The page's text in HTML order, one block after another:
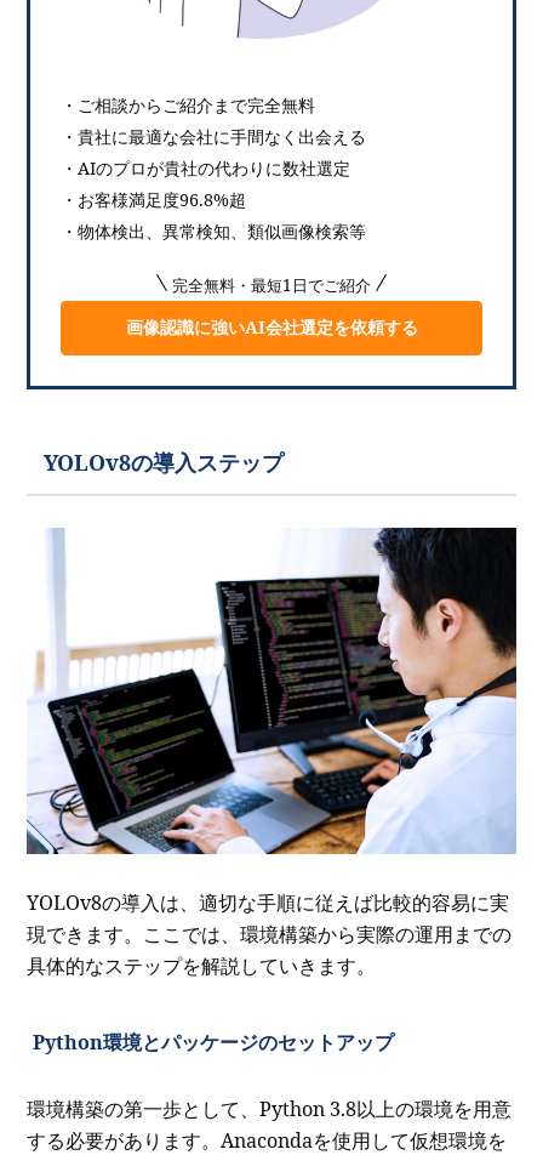
・ご相談からご紹介まで完全無料
・貴社に最適な会社に手間なく出会える
・AIのプロが貴社の代わりに数社選定
・お客様満足度96.8%超
・物体検出、異常検知、類似画像検索等
完全無料・最短1日でご紹介
画像認識に強いAI会社選定を依頼する
YOLOv8の導入ステップ
YOLOv8の導入は、適切な手順に従えば比較的容易に実
現できます。ここでは、環境構築から実際の運用までの
具体的なステップを解説していきます。
Python環境とパッケージのセットアップ
環境構築の第一歩として、Python 3.8以上の環境を用意
する必要があります。Anacondaを使用して仮想環境を